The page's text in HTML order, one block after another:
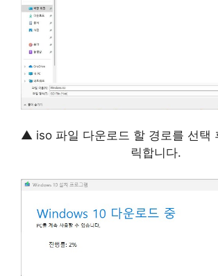
▲ iso 파일 다운로드 할 경로를 선택
릭합니다.